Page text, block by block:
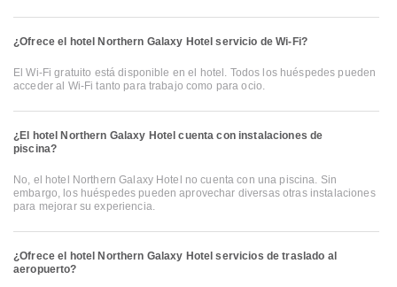
¿Ofrece el hotel Northern Galaxy Hotel servicio de Wi-Fi?
El Wi-Fi gratuito está disponible en el hotel. Todos los huéspedes pueden
acceder al Wi-Fi tanto para trabajo como para ocio.
¿El hotel Northern Galaxy Hotel cuenta con instalaciones de
piscina?
No, el hotel Northern Galaxy Hotel no cuenta con una piscina. Sin
embargo, los huéspedes pueden aprovechar diversas otras instalaciones
para mejorar su experiencia.
¿Ofrece el hotel Northern Galaxy Hotel servicios de traslado al
aeropuerto?